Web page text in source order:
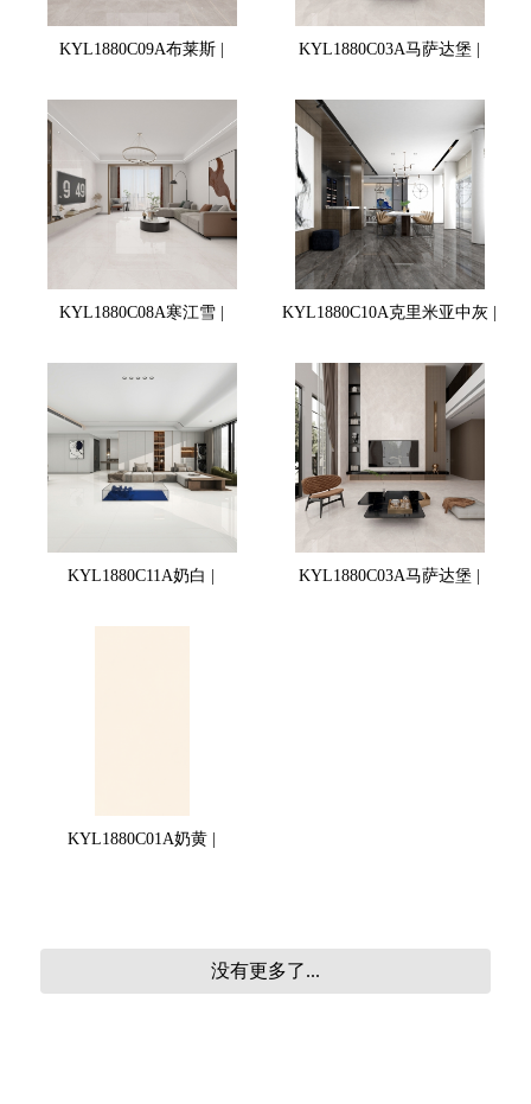
KYL1880C09A布莱斯 | KYL1880C03A马萨达堡 |
KYL1880C08A寒江雪 | KYL1880C10A克里米亚中灰 |
KYL1880C11A奶白 | KYL1880C03A马萨达堡 |
KYL1880C01A奶黄 |
没有更多了...